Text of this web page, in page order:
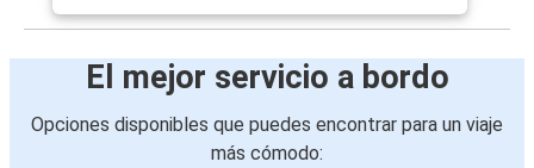
El mejor servicio a bordo
Opciones disponibles que puedes encontrar para un viaje
más cómodo: